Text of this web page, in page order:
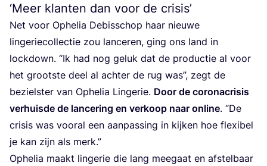
‘Meer klanten dan voor de crisis’
Net voor Ophe­lia Debis­schop haar nieu­we
lin­ge­rie­col­lec­tie zou lan­ce­ren, ging ons land in
lock­down. “Ik had nog geluk dat de pro­duc­tie al voor
het groot­ste deel al ach­ter de rug was”, zegt de
bezielster van Ophe­lia Lin­ge­rie. Door de corona­cri­sis
ver­huis­de de lan­ce­ring en ver­koop naar onli­ne. “De
cri­sis was voor­al een aan­pas­sing in kij­ken hoe flexi­bel
je kan zijn als merk.”
Ophe­lia maakt lin­ge­rie die lang mee­gaat en afstel­baar